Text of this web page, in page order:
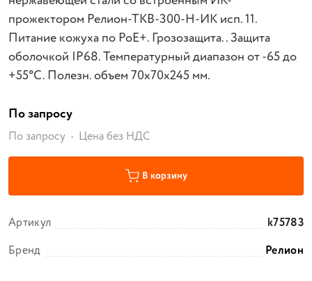
прожектором Релион-ТКВ-300-Н-ИК исп. 11.
Питание кожуха по PoE+. Грозозащита. . Защита
оболочкой IP68. Температурный диапазон от -65 до
+55°С. Полезн. объем 70х70х245 мм.
По запросу
По запросу Цена без НДС
В корзину
Артикул
k75783
Бренд
Релион